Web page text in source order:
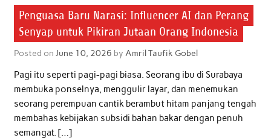
Penguasa Baru Narasi: Influencer AI dan Perang
Senyap untuk Pikiran Jutaan Orang Indonesia
Posted on June 10, 2026 by Amril Taufik Gobel
Pagi itu seperti pagi-pagi biasa. Seorang ibu di Surabaya
membuka ponselnya, menggulir layar, dan menemukan
seorang perempuan cantik berambut hitam panjang tengah
membahas kebijakan subsidi bahan bakar dengan penuh
semangat. […]